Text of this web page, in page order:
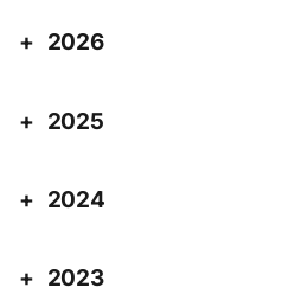
2026
2025
2024
2023